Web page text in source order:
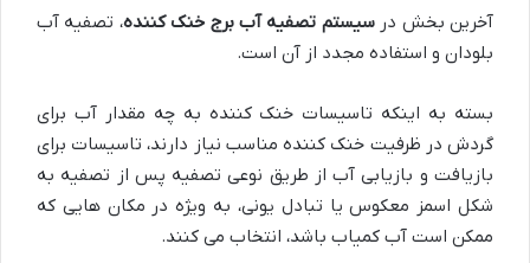
آخرین بخش درسیستم تصفیه آب برج خنک کننده، تصفیه آب
بلودان و استفاده مجدد از آن است.
بسته به اینکه تاسیسات خنک کننده به چه مقدار آب برای
گردش در ظرفیت خنک کننده مناسب نیاز دارند، تاسیسات برای
بازیافت و بازیابی آب از طریق نوعی تصفیه پس از تصفیه به
شکل اسمز معکوس یا تبادل یونی، به ویژه در مکان هایی که
ممکن است آب کمیاب باشد، انتخاب می کنند.